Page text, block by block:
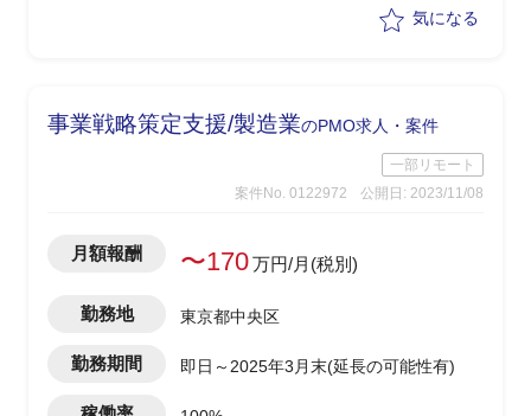
気になる
事業戦略策定支援/製造業のPMO求人・案件
一部リモート
案件No. 0122972
公開日: 2023/11/08
月額報酬 〜170万円/月(税別)
勤務地 東京都中央区
勤務期間 即日～2025年3月末(延長の可能性有)